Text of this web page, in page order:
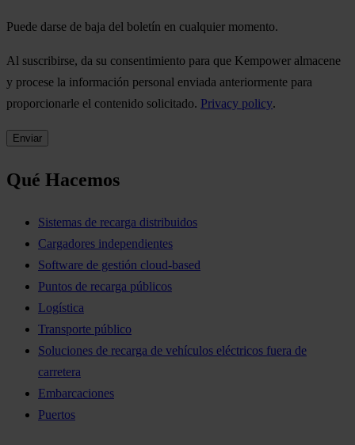
Puede darse de baja del boletín en cualquier momento.
Al suscribirse, da su consentimiento para que Kempower almacene
y procese la información personal enviada anteriormente para
proporcionarle el contenido solicitado. Privacy policy.
Qué Hacemos
Sistemas de recarga distribuidos
Cargadores independientes
Software de gestión cloud-based
Puntos de recarga públicos
Logística
Transporte público
Soluciones de recarga de vehículos eléctricos fuera de
carretera
Embarcaciones
Puertos